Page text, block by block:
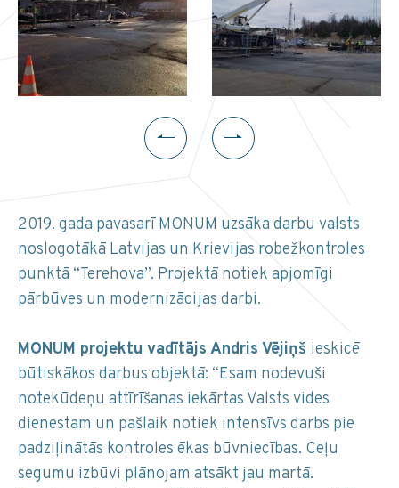
2019. gada pavasarī MONUM uzsāka darbu valsts
noslogotākā Latvijas un Krievijas robežkontroles
punktā “Terehova”. Projektā notiek apjomīgi
pārbūves un modernizācijas darbi.
MONUM projektu vadītājs Andris Vējiņš ieskicē
būtiskākos darbus objektā: “Esam nodevuši
notekūdeņu attīrīšanas iekārtas Valsts vides
dienestam un pašlaik notiek intensīvs darbs pie
padziļinātās kontroles ēkas būvniecības. Ceļu
segumu izbūvi plānojam atsākt jau martā.